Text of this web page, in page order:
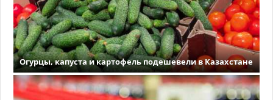
Огурцы, капуста и картофель подешевели в Казахстане